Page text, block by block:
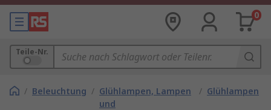
0
Teile-Nr.
/ Beleuchtung / Glühlampen, Lampen
und
/ Glühlampen